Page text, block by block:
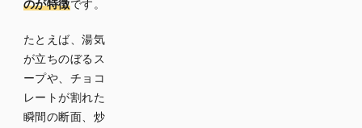
【商品
別】食
品のシ
ョート
のが特徴です。
たとえば、湯気
が立ちのぼるス
ープや、チョコ
レートが割れた
瞬間の断面、炒